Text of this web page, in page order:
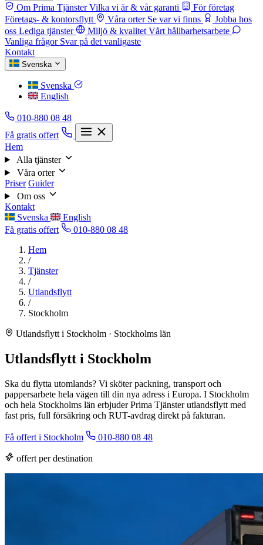
Om Prima Tjänster Vilka vi är & vår garanti
För företag
Företags- & kontorsflytt
Våra orter Se var vi finns
Jobba hos
oss Lediga tjänster Miljö & kvalitet Vårt hållbarhetsarbete
Vanliga frågor Svar på det vanligaste
Kontakt
Svenska
Svenska
English
010-880 08 48
Få gratis offert
Hem
Alla tjänster
Våra orter
Priser Guider
Om oss
Kontakt
Svenska
English
Få gratis offert
010-880 08 48
Hem
/
Tjänster
/
Utlandsflytt
/
Stockholm
Utlandsflytt i Stockholm · Stockholms län
Utlandsflytt i Stockholm
Ska du flytta utomlands? Vi sköter packning, transport och
pappersarbete hela vägen till din nya adress i Europa. I Stockholm
och hela Stockholms län erbjuder Prima Tjänster utlandsflytt med
fast pris, full försäkring och RUT-avdrag direkt på fakturan.
Få offert i Stockholm 010-880 08 48
offert per destination